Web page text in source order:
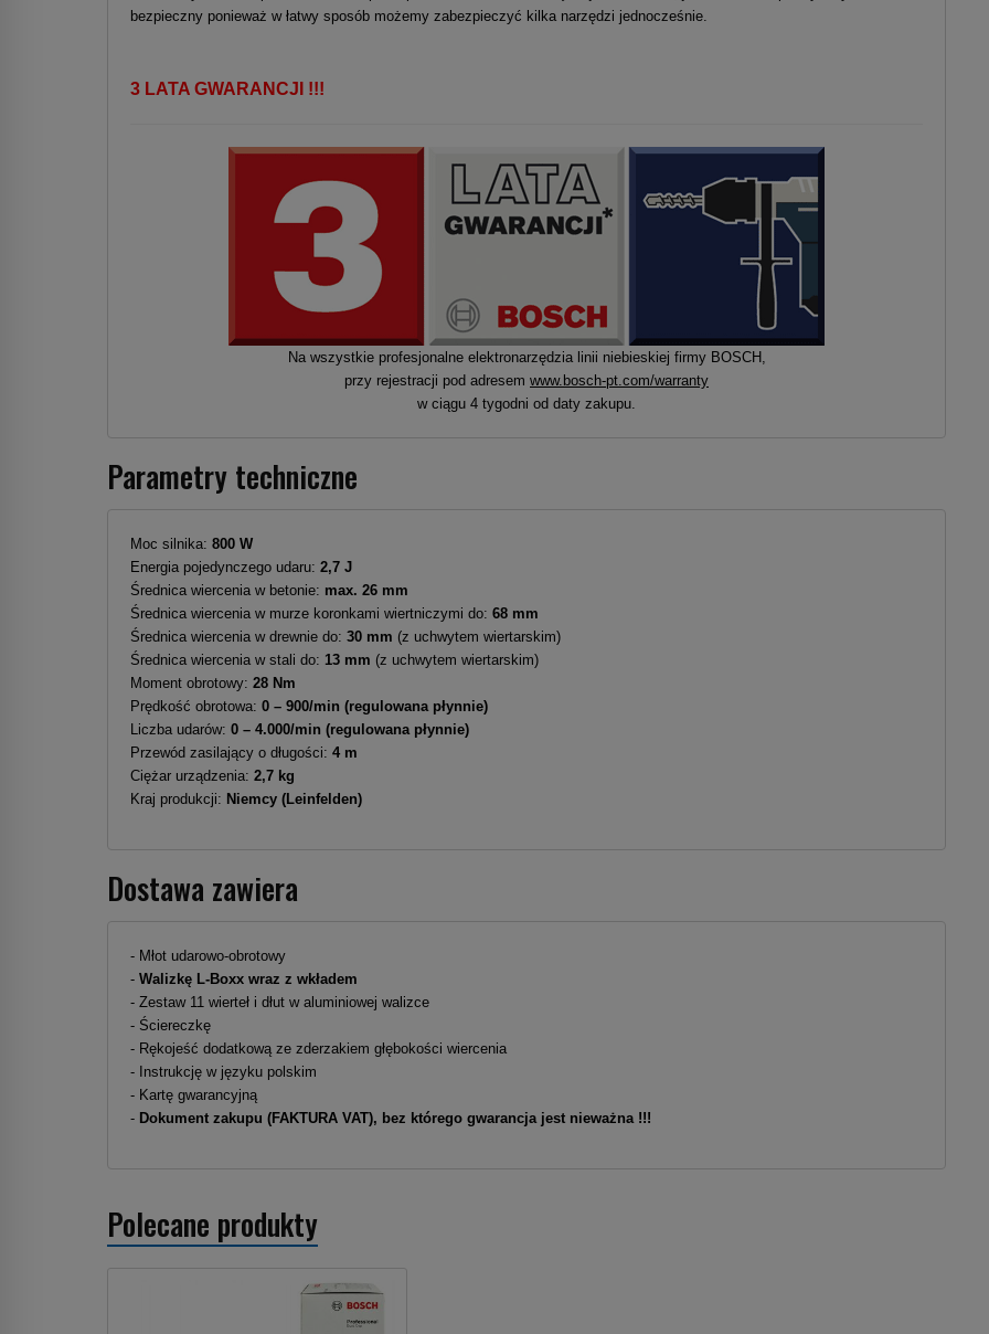
bezpieczny ponieważ w łatwy sposób możemy zabezpieczyć kilka narzędzi jednocześnie.
3 LATA GWARANCJI !!!
Na wszystkie profesjonalne elektronarzędzia linii niebieskiej firmy BOSCH,
przy rejestracji pod adresem www.bosch-pt.com/warranty
w ciągu 4 tygodni od daty zakupu.
Parametry techniczne
Moc silnika: 800 W
Energia pojedynczego udaru: 2,7 J
Średnica wiercenia w betonie: max. 26 mm
Średnica wiercenia w murze koronkami wiertniczymi do: 68 mm
Średnica wiercenia w drewnie do: 30 mm (z uchwytem wiertarskim)
Średnica wiercenia w stali do: 13 mm (z uchwytem wiertarskim)
Moment obrotowy: 28 Nm
Prędkość obrotowa: 0 – 900/min (regulowana płynnie)
Liczba udarów: 0 – 4.000/min (regulowana płynnie)
Przewód zasilający o długości: 4 m
Ciężar urządzenia: 2,7 kg
Kraj produkcji: Niemcy (Leinfelden)
Dostawa zawiera
- Młot udarowo-obrotowy
- Walizkę L-Boxx wraz z wkładem
- Zestaw 11 wierteł i dłut w aluminiowej walizce
- Ściereczkę
- Rękojeść dodatkową ze zderzakiem głębokości wiercenia
- Instrukcję w języku polskim
- Kartę gwarancyjną
- Dokument zakupu (FAKTURA VAT), bez którego gwarancja jest nieważna !!!
Polecane produkty